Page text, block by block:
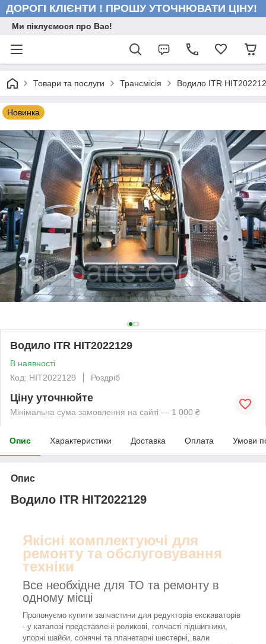
ДОРОГІ КЛІЄНТИ ! ПРОШУ УТОЧНЮВАТИ ЦІНУ!
Ми піклуємося про Вас!
Товари та послуги Трансмісія Водило ITR
Новинка
Водило ITR HIT2022129
В наявності
Код: HIT2022129
Роздріб
Ціну уточнюйте
Мінімальна сума замовлення на сайті — 1 000 ₴
Опис Характеристики Доставка Оплата Умови
Опис
Водило ITR HIT2022129
Якісні комплектуючі для
ремонту та обслуговування
техніки
Все необхідне для ТО та ремонту в
одному місці
Пропонуємо купити запчастини для редукторів екскаваторів
- у каталозі представлені роликові, голчасті підшипники,
упорні шайби, сонячні та планетарні шестерні, вали